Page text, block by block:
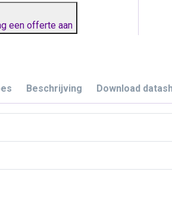
een offerte aan
Beschrijving Download